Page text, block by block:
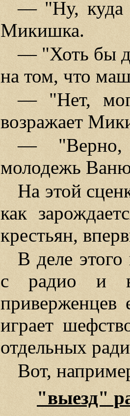
— "Ну, куда
Микишка.
— "Хоть бы
на том, что
— "Нет,
возражает
— "Верно,
молодежь
На этой
как
крестьян,
В деле этого
с радио и
приверженцев
играет
отдельных
Вот,
"выезд"